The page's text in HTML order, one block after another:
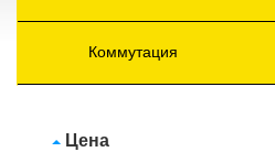
Коммутация
Цена